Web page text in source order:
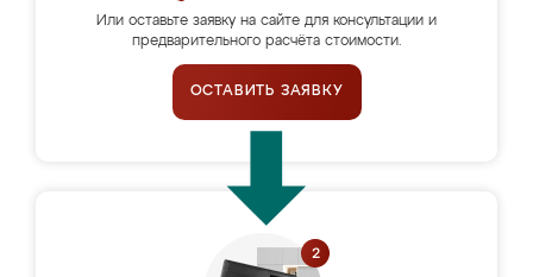
Или оставьте заявку на сайте для консультации и
предварительного расчёта стоимости.
ОСТАВИТЬ ЗАЯВКУ